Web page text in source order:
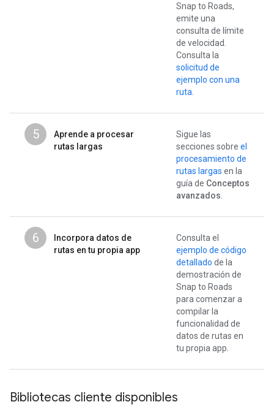
Snap to Roads,
emite una
consulta de límite
de velocidad.
Consulta la
solicitud de
ejemplo con una
ruta
5
Aprende a procesar
rutas largas
Sigue las
secciones sobre el
procesamiento de
rutas largas en la
guía de Conceptos
avanzados
6
Incorpora datos de
rutas en tu propia app
Consulta el
ejemplo de código
detallado de la
demostración de
Snap to Roads
para comenzar a
compilar la
funcionalidad de
datos de rutas en
tu propia app.
Bibliotecas cliente disponibles